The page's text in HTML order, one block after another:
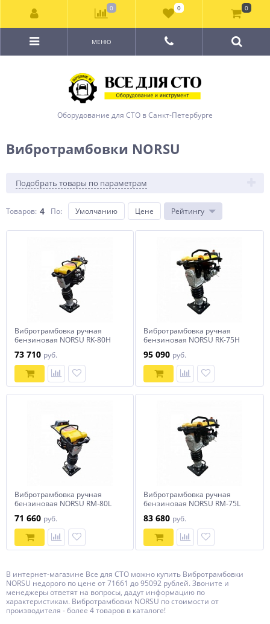
Оборудование для СТО в Санкт-Петербурге
МЕНЮ
Вибротрамбовки NORSU
Подобрать товары по параметрам
Товаров: 4 По: Умолчанию Цене Рейтингу
Вибротрамбовка ручная
бензиновая NORSU RK-80H
73 710 руб.
Вибротрамбовка ручная
бензиновая NORSU RK-75H
95 090 руб.
Вибротрамбовка ручная
бензиновая NORSU RM-80L
71 660 руб.
Вибротрамбовка ручная
бензиновая NORSU RM-75L
83 680 руб.
В интернет-магазине Все для СТО можно купить Вибротрамбовки
NORSU недорого по цене от 71661 до 95092 рублей. Звоните и
менеджеры ответят на вопросы, дадут информацию по
характеристикам. Вибротрамбовки NORSU по стоимости от
производителя - более 4 товаров в каталоге!
0 0 0